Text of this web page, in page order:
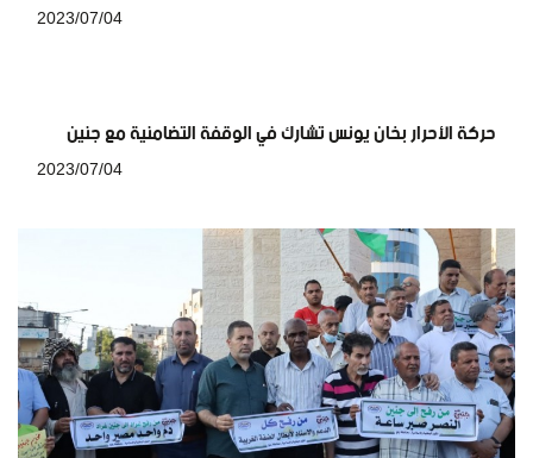
حركة الأحرار بخان يونس تشارك في الوقفة التضامنية مع جنين